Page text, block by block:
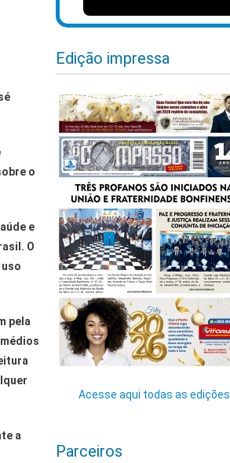
o
e
O
pela
a
Edição impressa
Acesse aqui todas as edições
Parceiros